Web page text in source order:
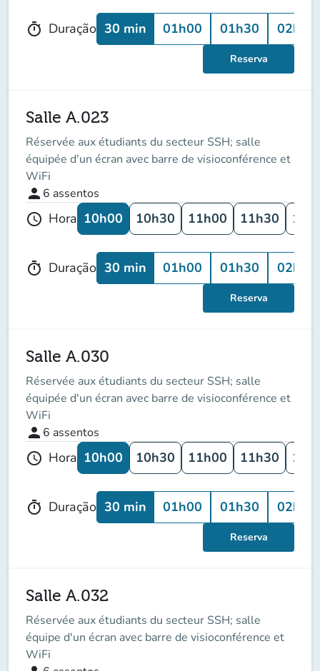
timer Duração 30 min 01h00 01h30 02h00
Reserva
Salle A.023
Réservée aux étudiants du secteur SSH; salle
équipée d'un écran avec barre de visioconférence et
WiFi
person 6 assentos
schedule Hora 10h00 10h30 11h00 11h30
timer Duração 30 min 01h00 01h30 02h00
Reserva
Salle A.030
Réservée aux étudiants du secteur SSH; salle
équipée d'un écran avec barre de visioconférence et
WiFi
person 6 assentos
schedule Hora 10h00 10h30 11h00 11h30
timer Duração 30 min 01h00 01h30 02h00
Reserva
Salle A.032
Réservée aux étudiants du secteur SSH; salle
équipe d'un écran avec barre de visioconférence et
WiFi